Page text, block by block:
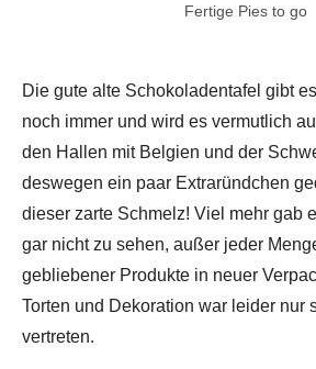
Fertige Pies to go
Die gute alte Schokoladentafel gibt
noch immer und wird es vermutlich
den Hallen mit Belgien und der
deswegen ein paar Extraründchen
dieser zarte Schmelz! Viel mehr gab
gar nicht zu sehen, außer jeder
gebliebener Produkte in neuer
Torten und Dekoration war leider nur
vertreten.